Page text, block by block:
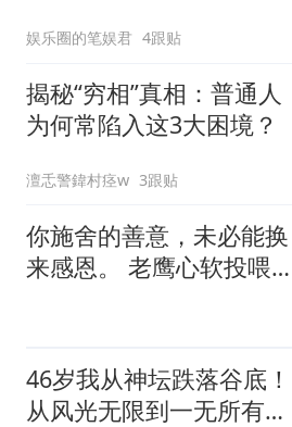
娱乐圈的笔娱君 4跟贴
揭秘“穷相”真相：普通人
为何常陷入这3大困境？
澶忎警鍏村痉w 3跟贴
你施舍的善意，未必能换
来感恩。 老鹰心软投喂示
46岁我从神坛跌落谷底！
从风光无限到一无所有，